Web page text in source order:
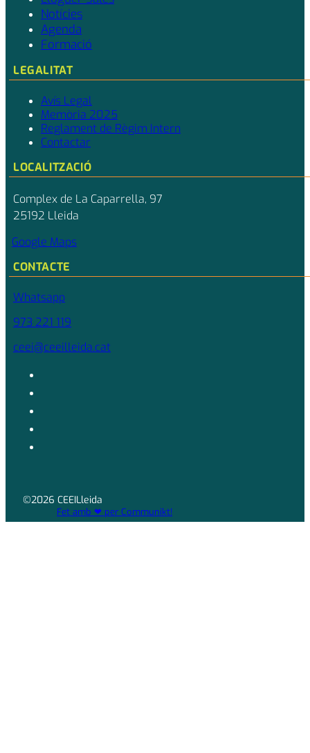
Notícies
Agenda
Formació
LEGALITAT
Avís Legal
Memòria 2025
Reglament de Règim Intern
Contactar
LOCALITZACIÓ
Complex de La Caparrella, 97
25192 Lleida
Google Maps
CONTACTE
Whatsapp
973 221 119
ceei@ceeilleida.cat
©2026 CEEILleida
Fet amb ❤ per Communikt!